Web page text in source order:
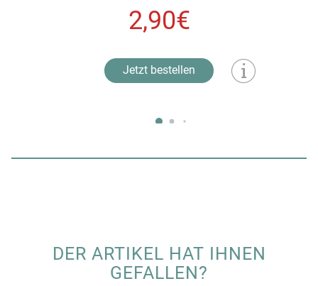
2,90€
Jetzt bestellen
DER ARTIKEL HAT IHNEN
GEFALLEN?